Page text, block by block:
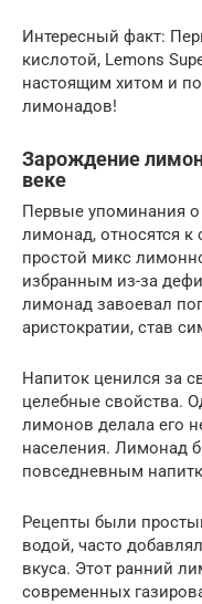
Интересный факт:
кислотой, Lemons
настоящим хитом и
лимонадов!
Зарождение
веке
Первые упоминания
лимонад, относятся к
простой микс
избранным из-за
лимонад завоевал
аристократии, став
Напиток ценился за
целебные свойства.
лимонов делала его
населения. Лимонад
повседневным
Рецепты были
водой, часто
вкуса. Этот ранний
современных